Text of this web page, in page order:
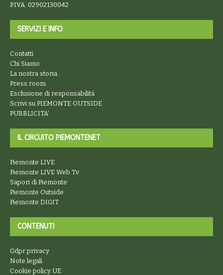
P.IVA. 02902130042
SERVIZI E INFO
Contatti
Chi Siamo
La nostra storia
Press room
Esclusione di responsabilità
Scrivi su PIEMONTE OUTSIDE
PUBBLICITA’
IL CIRCUITO PIEMONTENET
Piemonte LIVE
Piemonte LIVE Web Tv
Sapori di Piemonte
Piemonte Outside
Piemonte DIGIT
CONTENUTI
Gdpr privacy
Note legali
Cookie policy UE